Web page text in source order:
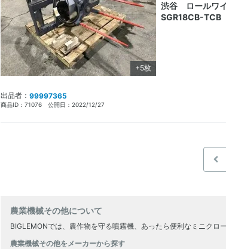
+5枚
渋谷 ロールワ
SGR18CB-
出品者： 99997365
商品ID： 71076 公開日： 2022/12/27
農業機械その他について
BIGLEMONでは、農作物を守る噴霧機、あったら便利なミニクロ
農業機械その他をメーカーから探す